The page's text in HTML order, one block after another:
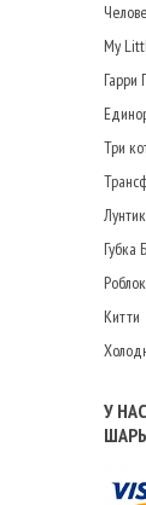
My
Гарри
Три
Лунтик
Губка
Китти
У